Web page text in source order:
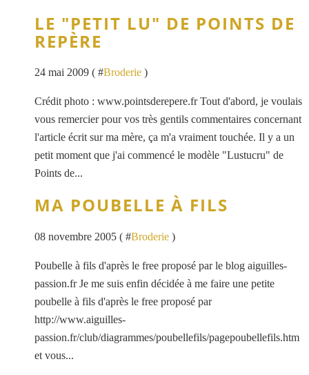
LE "PETIT LU" DE POINTS DE
REPÈRE
24 mai 2009 ( #Broderie )
Crédit photo : www.pointsderepere.fr Tout d'abord, je voulais
vous remercier pour vos très gentils commentaires concernant
l'article écrit sur ma mère, ça m'a vraiment touchée. Il y a un
petit moment que j'ai commencé le modèle "Lustucru" de
Points de...
MA POUBELLE À FILS
08 novembre 2005 ( #Broderie )
Poubelle à fils d'après le free proposé par le blog aiguilles-
passion.fr Je me suis enfin décidée à me faire une petite
poubelle à fils d'après le free proposé par
http://www.aiguilles-
passion.fr/club/diagrammes/poubellefils/pagepoubellefils.htm
et vous...